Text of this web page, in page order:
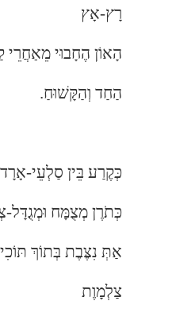
רָץ-אָץ
הָאוֹן הֶחָבוּי מֵאַחֲרֵי
הַחַד וְהַקָּשׁוּחַ.
כְּקֶרַע בֵּין סַלְעֵי-
כְּתֹרֶן מְצֻמָּח וּמְגֻדָּל-
אַתְּ נִצֶּבֶת בְּתוֹךְ
צַלְמָוֶת